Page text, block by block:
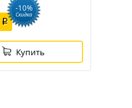
-10%
Скидка
Купить